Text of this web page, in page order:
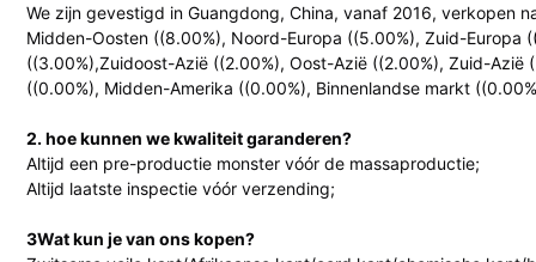
We zijn gevestigd in Guangdong, China, vanaf 2016, verkopen
Midden-Oosten ((8.00%), Noord-Europa ((5.00%), Zuid-Europa
((3.00%),Zuidoost-Azië ((2.00%), Oost-Azië ((2.00%), Zuid-Azië
((0.00%), Midden-Amerika ((0.00%), Binnenlandse markt
2. hoe kunnen we kwaliteit garanderen?
Altijd een pre-productie monster vóór de massaproductie;
Altijd laatste inspectie vóór verzending;
3Wat kun je van ons kopen?